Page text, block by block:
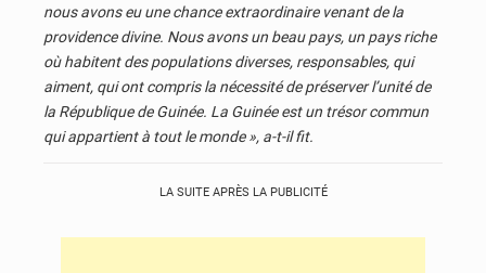
nous avons eu une chance extraordinaire venant de la
providence divine. Nous avons un beau pays, un pays riche
où habitent des populations diverses, responsables, qui
aiment, qui ont compris la nécessité de préserver l’unité de
la République de Guinée. La Guinée est un trésor commun
qui appartient à tout le monde », a-t-il fit.
LA SUITE APRÈS LA PUBLICITÉ